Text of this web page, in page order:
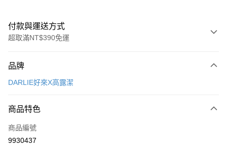
付款與運送方式
超取滿NT$390免運
POYA支付
超商取貨付款
LINE Pay
品牌
DARLIE好來X高露潔
商品特色
商品編號
9930437